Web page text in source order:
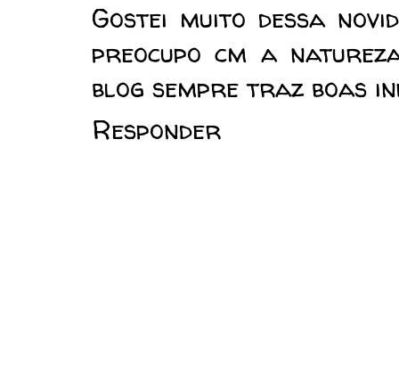
Gostei muito dessa
preocupo cm a
blog sempre traz boas
Responder